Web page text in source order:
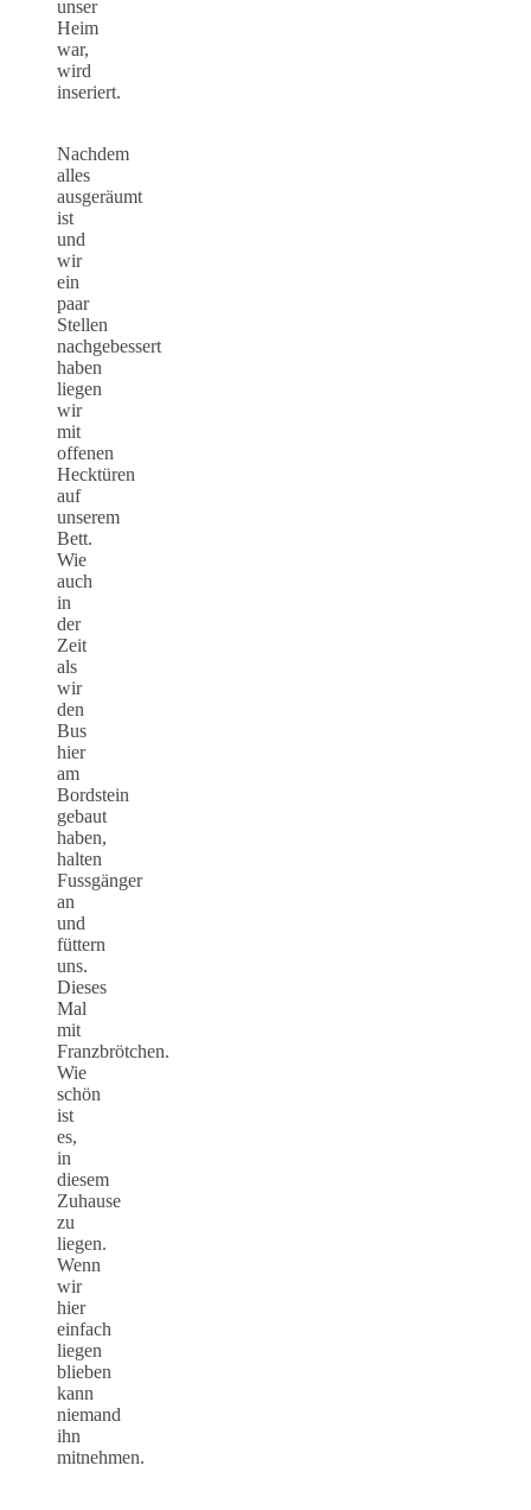
unser
Heim
war,
wird
inseriert.
Nachdem
alles
ausgeräumt
ist
und
wir
ein
paar
Stellen
nachgebessert
haben
liegen
wir
mit
offenen
Hecktüren
auf
unserem
Bett.
Wie
auch
in
der
Zeit
als
wir
den
Bus
hier
am
Bordstein
gebaut
haben,
halten
Fussgänger
an
und
füttern
uns.
Dieses
Mal
mit
Franzbrötchen.
Wie
schön
ist
es,
in
diesem
Zuhause
zu
liegen.
Wenn
wir
hier
einfach
liegen
blieben
kann
niemand
ihn
mitnehmen.